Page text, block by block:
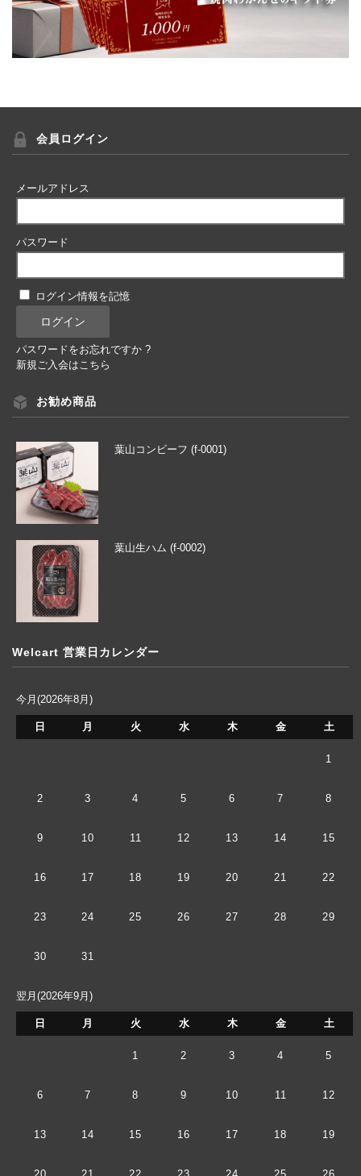
会員ログイン
メールアドレス
パスワード
ログイン情報を記憶
パスワードをお忘れですか ?
新規ご入会はこちら
お勧め商品
葉山コンビーフ (f-0001)
葉山生ハム (f-0002)
Welcart 営業日カレンダー
今月(2026年8月)
日 月 火 水 木 金 土
1
2 3 4 5 6 7 8
9 10 11 12 13 14 15
16 17 18 19 20 21 22
23 24 25 26 27 28 29
30 31
翌月(2026年9月)
日 月 火 水 木 金 土
1 2 3 4 5
6 7 8 9 10 11 12
13 14 15 16 17 18 19